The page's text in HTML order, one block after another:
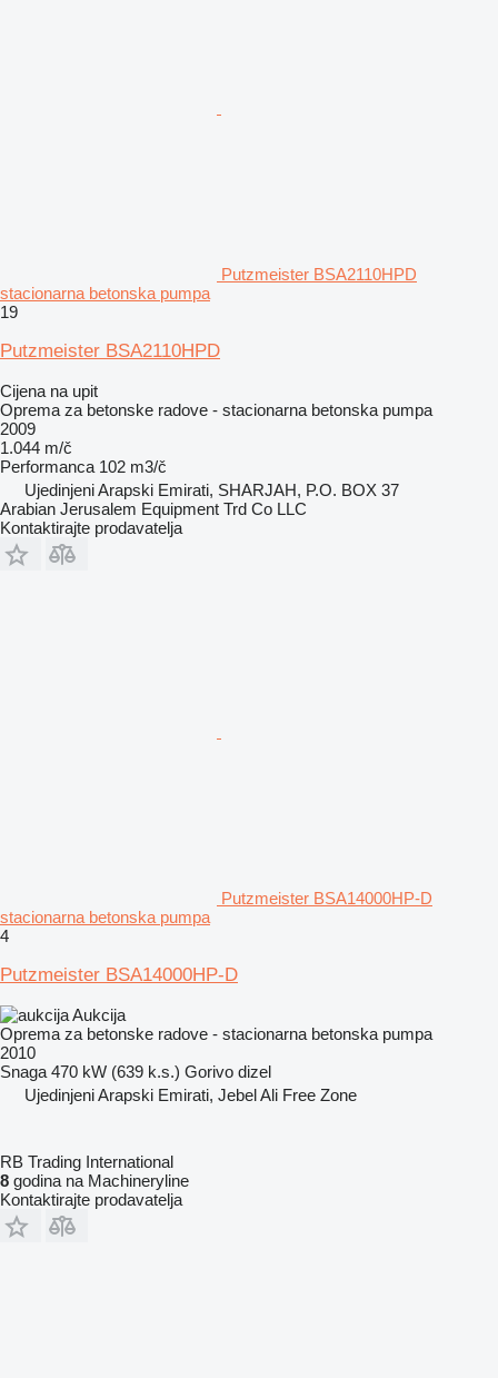
Putzmeister BSA2110HPD
stacionarna betonska pumpa
19
Putzmeister BSA2110HPD
Cijena na upit
Oprema za betonske radove - stacionarna betonska pumpa
2009
1.044 m/č
Performanca 102 m3/č
Ujedinjeni Arapski Emirati, SHARJAH, P.O. BOX 37
Arabian Jerusalem Equipment Trd Co LLC
Kontaktirajte prodavatelja
Putzmeister BSA14000HP-D
stacionarna betonska pumpa
4
Putzmeister BSA14000HP-D
Aukcija
Oprema za betonske radove - stacionarna betonska pumpa
2010
Snaga 470 kW (639 k.s.) Gorivo dizel
Ujedinjeni Arapski Emirati, Jebel Ali Free Zone
RB Trading International
8 godina na Machineryline
Kontaktirajte prodavatelja